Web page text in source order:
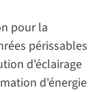
pour la
périssables
d'éclairage
d'énergie